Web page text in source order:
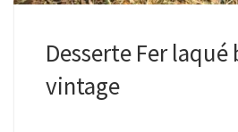
Desserte Fer laqué
vintage